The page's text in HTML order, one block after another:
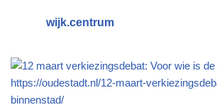
wijk.centrum